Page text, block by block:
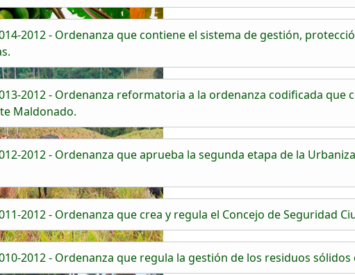
2012 - Ordenanza que contiene el sistema de gestión,
2012 - Ordenanza reformatoria a la ordenanza codificada
Maldonado.
2012 - Ordenanza que aprueba la segunda etapa de la
2012 - Ordenanza que crea y regula el Concejo de Seguridad
2012 - Ordenanza que regula la gestión de los residuos